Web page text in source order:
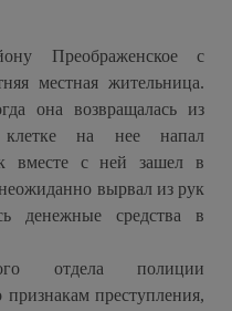
Преображенское с
местная жительница.
она возвращалась из
клетке на нее напал
вместе с ней зашел в
вырвал из рук
денежные средства в
отдела полиции
преступления,